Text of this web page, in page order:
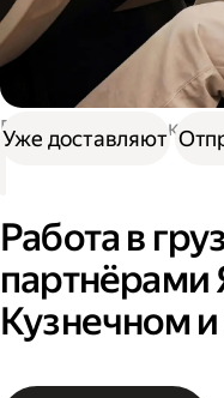
Работа в Доставке
Работа в
партнёрами
Кузнечном
Уже доставляют